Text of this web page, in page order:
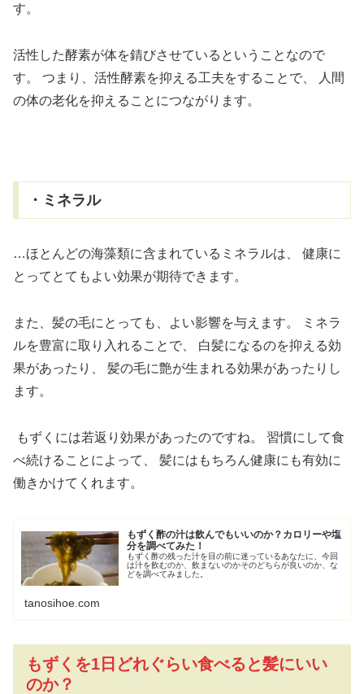
す。
活性した酵素が体を錆びさせているということなので
す。
つまり、活性酵素を抑える工夫をすることで、
人間
の体の老化を抑えることにつながります。
・ミネラル
…ほとんどの海藻類に含まれているミネラルは、
健康に
とってとてもよい効果が期待できます。
また、髪の毛にとっても、よい影響を与えます。
ミネラ
ルを豊富に取り入れることで、
白髪になるのを抑える効
果があったり、
髪の毛に艶が生まれる効果があったりし
ます。
もずくには若返り効果があったのですね。
習慣にして食
べ続けることによって、
髪にはもちろん健康にも有効に
働きかけてくれます。
もずく酢の汁は飲んでもいいのか？カロリーや塩
分を調べてみた！
もずく酢の残った汁を目の前に迷っているあなたに、今回
は汁を飲むのか、飲まないのかそのどちらが良いのか、な
どを調べてみました。
tanosihoe.com
もずくを1日どれぐらい食べると髪にいい
のか？